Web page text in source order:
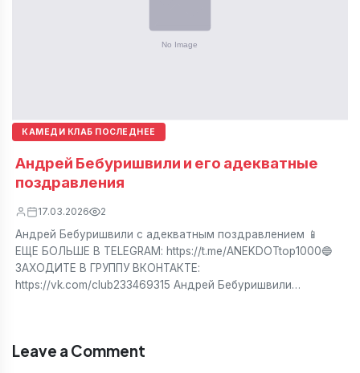
КАМЕДИ КЛАБ ПОСЛЕДНЕЕ
Андрей Бебуришвили и его адекватные
поздравления
17.03.2026 2
Андрей Бебуришвили с адекватным поздравлением 📱
ЕЩЕ БОЛЬШЕ В TELEGRAM: https://t.me/ANEKDOTtop1000🔵
ЗАХОДИТЕ В ГРУППУ ВКОНТАКТЕ:
https://vk.com/club233469315 Андрей Бебуришвили…
Leave a Comment